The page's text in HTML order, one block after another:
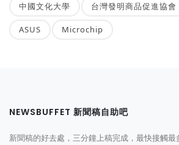
中國文化大學 台灣發明商品促進協會
ASUS Microchip
NEWSBUFFET 新聞稿自助吧
新聞稿的好去處，三分鐘上稿完成，最快接觸最